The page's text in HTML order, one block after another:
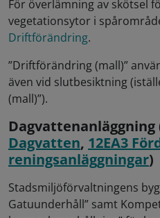
För överlämning av skötsel
vegetationsytor i
Driftförändring.
”Driftförändring (mall)”
även vid slutbesiktning
(mall)”).
Dagvatten, 12EA3
reningsanläggningar)
Stadsmiljöförvaltningens
Gatuunderhåll” samt